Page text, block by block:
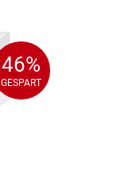
46%
GESPART
46%
GESPART